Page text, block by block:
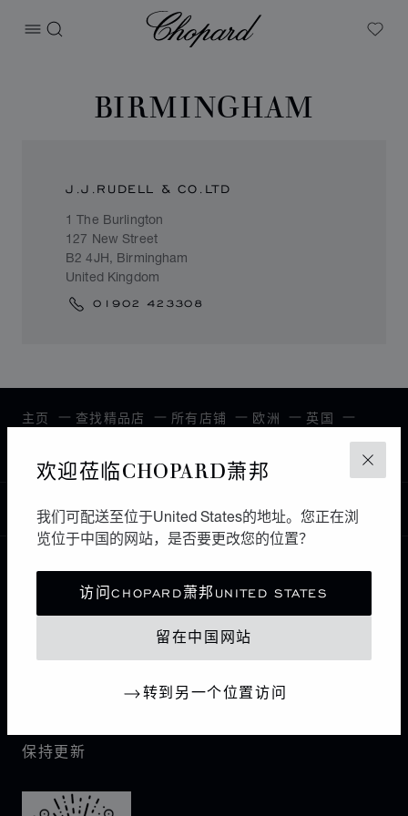
关闭
欢迎莅临CHOPARD萧邦
我们可配送至位于United States的地址。您正在浏
览位于中国的网站，是否要更改您的位置？
访问CHOPARD萧邦UNITED STATES
留在中国网站
转到另一个位置访问
打开菜单
搜索
Chopard
My
BIRMINGHAM
J.J.RUDELL & CO.LTD
1 The Burlington
127 New Street
B2 4JH, Birmingham
United Kingdom
01902 423308
主页 查找精品店 所有店铺 欧洲
英国
中国
本地化（更改国家/地区）
更改国家/地区
联系我们
保持更新